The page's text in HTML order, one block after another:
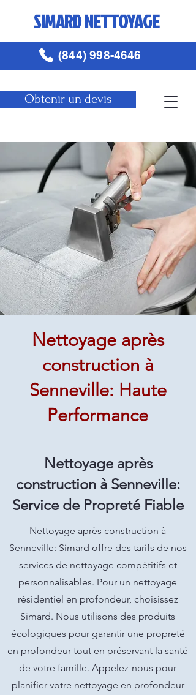
SIMARD NETTOYAGE
Obtenir un devis
(844) 998-4646
Nettoyage après
construction à
Senneville: Haute
Performance
Nettoyage après
construction à Senneville:
Service de Propreté Fiable
Nettoyage après construction à
Senneville: Simard offre des tarifs de nos
services de nettoyage compétitifs et
personnalisables. Pour un nettoyage
résidentiel en profondeur, choisissez
Simard. Nous utilisons des produits
écologiques pour garantir une propreté
en profondeur tout en préservant la santé
de votre famille. Appelez-nous pour
planifier votre nettoyage en profondeur